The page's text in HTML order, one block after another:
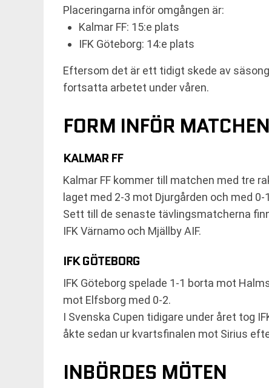
Placeringarna inför omgången är:
Kalmar FF: 15:e plats
IFK Göteborg: 14:e plats
Eftersom det är ett tidigt skede av
fortsatta arbetet under våren.
FORM INFÖR MATCHEN
KALMAR FF
Kalmar FF kommer till matchen med tre
laget med 2-3 mot Djurgården och med
Sett till de senaste tävlingsmatcherna
IFK Värnamo och Mjällby AIF.
IFK GÖTEBORG
IFK Göteborg spelade 1-1 borta mot
mot Elfsborg med 0-2.
I Svenska Cupen tidigare under året tog
åkte sedan ur kvartsfinalen mot Sirius
INBÖRDES MÖTEN